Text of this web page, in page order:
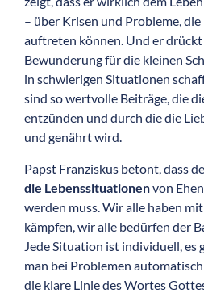
– über Krisen und Probleme,
auftreten können. Und er
Bewunderung für die kleinen
in schwierigen Situationen
sind so wertvolle Beiträge, die
entzünden und durch die die
und genährt wird.
Papst Franziskus betont, dass
die Lebenssituationenvon
werden muss. Wir alle haben
kämpfen, wir alle bedürfen der
Jede Situation ist individuell, es
man bei Problemen
die klare Linie des Wortes